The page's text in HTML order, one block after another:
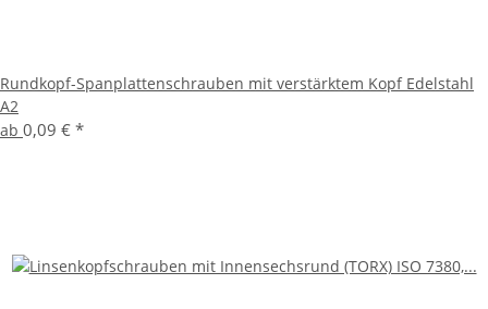
Rundkopf-Spanplattenschrauben mit verstärktem Kopf Edelstahl
A2
ab 0,09 € *